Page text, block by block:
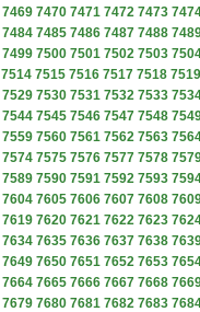
7469 7470 7471 7472 7473
7484 7485 7486 7487 7488
7499 7500 7501 7502 7503
7514 7515 7516 7517 7518 7519
7529 7530 7531 7532 7533
7544 7545 7546 7547 7548
7559 7560 7561 7562 7563
7574 7575 7576 7577 7578
7589 7590 7591 7592 7593
7604 7605 7606 7607 7608
7619 7620 7621 7622 7623
7634 7635 7636 7637 7638
7649 7650 7651 7652 7653
7664 7665 7666 7667 7668
7679 7680 7681 7682 7683